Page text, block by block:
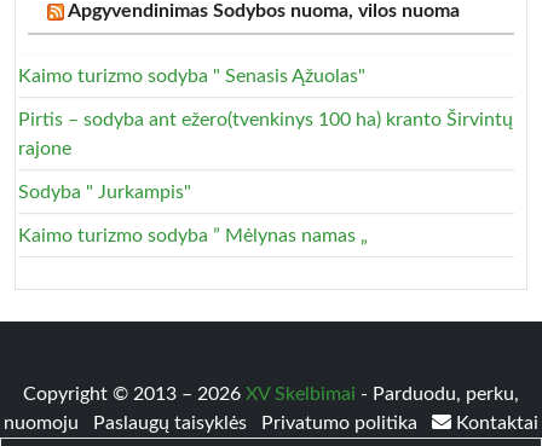
Apgyvendinimas Sodybos nuoma, vilos nuoma
Kaimo turizmo sodyba " Senasis Ąžuolas"
Pirtis – sodyba ant ežero(tvenkinys 100 ha) kranto Širvintų
rajone
Sodyba " Jurkampis"
Kaimo turizmo sodyba ” Mėlynas namas „
Copyright © 2013 – 2026 XV Skelbimai - Parduodu, perku,
nuomoju
Paslaugų taisyklės Privatumo politika Kontaktai